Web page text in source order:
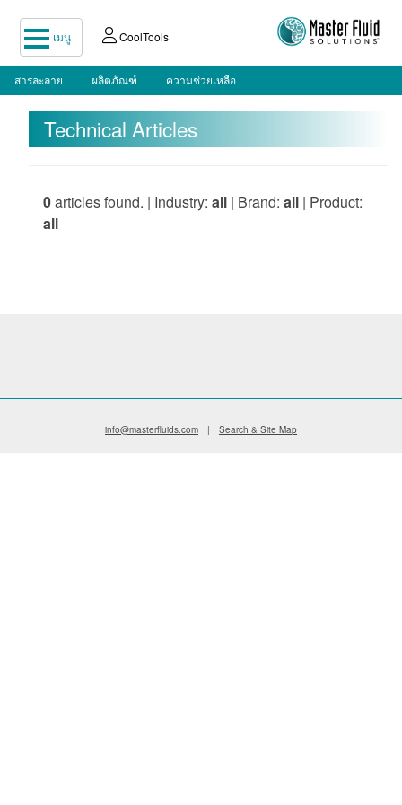
เมนู CoolTools
สารละลาย ผลิตภัณฑ์ ความช่วยเหลือ
Technical Articles
0articles found. | Industry: all | Brand: all | Product:
all
info@masterfluids.com | Search & Site Map